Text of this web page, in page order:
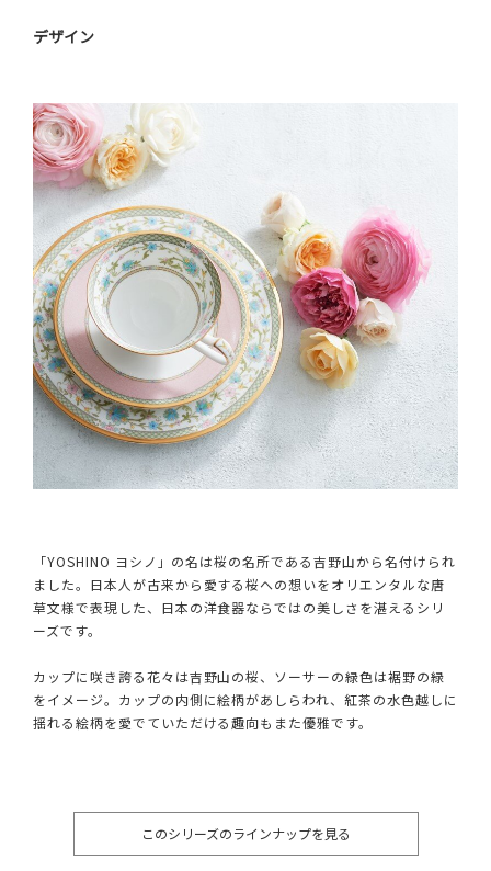
デザイン
「YOSHINO ヨシノ」の名は桜の名所である吉野山から名付けられ
ました。日本人が古来から愛する桜への想いをオリエンタルな唐
草文様で表現した、日本の洋食器ならではの美しさを湛えるシリ
ーズです。
カップに咲き誇る花々は吉野山の桜、ソーサーの緑色は裾野の緑
をイメージ。カップの内側に絵柄があしらわれ、紅茶の水色越しに
揺れる絵柄を愛でていただける趣向もまた優雅です。
このシリーズのラインナップを見る